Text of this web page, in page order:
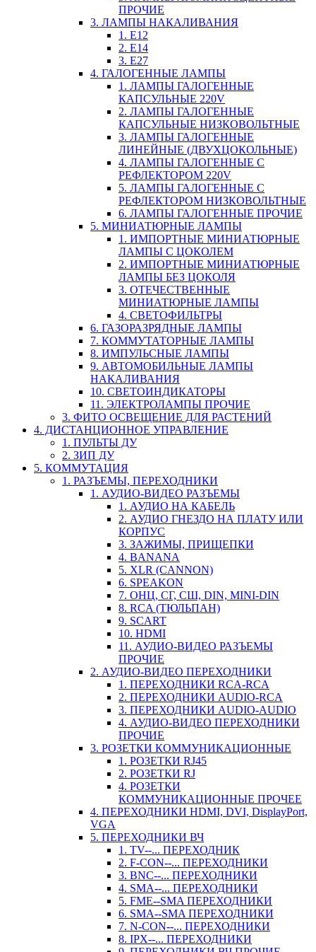
ПРОЧИЕ
3. ЛАМПЫ НАКАЛИВАНИЯ
1. E12
2. Е14
3. Е27
4. ГАЛОГЕННЫЕ ЛАМПЫ
1. ЛАМПЫ ГАЛОГЕННЫЕ
КАПСУЛЬНЫЕ 220V
2. ЛАМПЫ ГАЛОГЕННЫЕ
КАПСУЛЬНЫЕ НИЗКОВОЛЬТНЫЕ
3. ЛАМПЫ ГАЛОГЕННЫЕ
ЛИНЕЙНЫЕ (ДВУХЦОКОЛЬНЫЕ)
4. ЛАМПЫ ГАЛОГЕННЫЕ С
РЕФЛЕКТОРОМ 220V
5. ЛАМПЫ ГАЛОГЕННЫЕ С
РЕФЛЕКТОРОМ НИЗКОВОЛЬТНЫЕ
6. ЛАМПЫ ГАЛОГЕННЫЕ ПРОЧИЕ
5. МИНИАТЮРНЫЕ ЛАМПЫ
1. ИМПОРТНЫЕ МИНИАТЮРНЫЕ
ЛАМПЫ С ЦОКОЛЕМ
2. ИМПОРТНЫЕ МИНИАТЮРНЫЕ
ЛАМПЫ БЕЗ ЦОКОЛЯ
3. ОТЕЧЕСТВЕННЫЕ
МИНИАТЮРНЫЕ ЛАМПЫ
4. СВЕТОФИЛЬТРЫ
6. ГАЗОРАЗРЯДНЫЕ ЛАМПЫ
7. КОММУТАТОРНЫЕ ЛАМПЫ
8. ИМПУЛЬСНЫЕ ЛАМПЫ
9. АВТОМОБИЛЬНЫЕ ЛАМПЫ
НАКАЛИВАНИЯ
10. СВЕТОИНДИКАТОРЫ
11. ЭЛЕКТРОЛАМПЫ ПРОЧИЕ
3. ФИТО ОСВЕЩЕНИЕ ДЛЯ РАСТЕНИЙ
4. ДИСТАНЦИОННОЕ УПРАВЛЕНИЕ
1. ПУЛЬТЫ ДУ
2. ЗИП ДУ
5. КОММУТАЦИЯ
1. РАЗЪЕМЫ, ПЕРЕХОДНИКИ
1. АУДИО-ВИДЕО РАЗЪЕМЫ
1. АУДИО НА КАБЕЛЬ
2. АУДИО ГНЕЗДО НА ПЛАТУ ИЛИ
КОРПУС
3. ЗАЖИМЫ, ПРИЩЕПКИ
4. BANANA
5. XLR (CANNON)
6. SPEAKON
7. ОНЦ, СГ, СШ, DIN, MINI-DIN
8. RCA (ТЮЛЬПАН)
9. SCART
10. HDMI
11. АУДИО-ВИДЕО РАЗЪЕМЫ
ПРОЧИЕ
2. АУДИО-ВИДЕО ПЕРЕХОДНИКИ
1. ПЕРЕХОДНИКИ RCA-RCA
2. ПЕРЕХОДНИКИ AUDIO-RCA
3. ПЕРЕХОДНИКИ AUDIO-AUDIO
4. АУДИО-ВИДЕО ПЕРЕХОДНИКИ
ПРОЧИЕ
3. РОЗЕТКИ КОММУНИКАЦИОННЫЕ
1. РОЗЕТКИ RJ45
2. РОЗЕТКИ RJ
4. РОЗЕТКИ
КОММУНИКАЦИОННЫЕ ПРОЧЕЕ
4. ПЕРЕХОДНИКИ HDMI, DVI, DisplayPort,
VGA
5. ПЕРЕХОДНИКИ ВЧ
1. TV--... ПЕРЕХОДНИК
2. F-CON--... ПЕРЕХОДНИКИ
3. BNC--... ПЕРЕХОДНИКИ
4. SMA--... ПЕРЕХОДНИКИ
5. FME--SMA ПЕРЕХОДНИКИ
6. SMA--SMA ПЕРЕХОДНИКИ
7. N-CON--... ПЕРЕХОДНИКИ
8. IPX--... ПЕРЕХОДНИКИ